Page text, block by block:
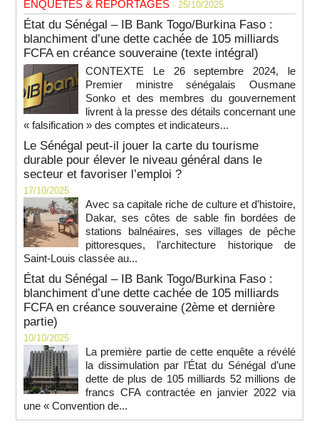
ENQUETES & REPORTAGES - 25/10/2025
État du Sénégal – IB Bank Togo/Burkina Faso :
blanchiment d’une dette cachée de 105 milliards
FCFA en créance souveraine (texte intégral)
CONTEXTE Le 26 septembre 2024, le
Premier ministre sénégalais Ousmane
Sonko et des membres du gouvernement
livrent à la presse des détails concernant une
« falsification » des comptes et indicateurs...
Le Sénégal peut-il jouer la carte du tourisme
durable pour élever le niveau général dans le
secteur et favoriser l’emploi ?
17/10/2025
Avec sa capitale riche de culture et d’histoire,
Dakar, ses côtes de sable fin bordées de
stations balnéaires, ses villages de pêche
pittoresques, l’architecture historique de
Saint-Louis classée au...
État du Sénégal – IB Bank Togo/Burkina Faso :
blanchiment d’une dette cachée de 105 milliards
FCFA en créance souveraine (2ème et dernière
partie)
10/10/2025
La première partie de cette enquête a révélé
la dissimulation par l’État du Sénégal d’une
dette de plus de 105 milliards 52 millions de
francs CFA contractée en janvier 2022 via
une « Convention de...